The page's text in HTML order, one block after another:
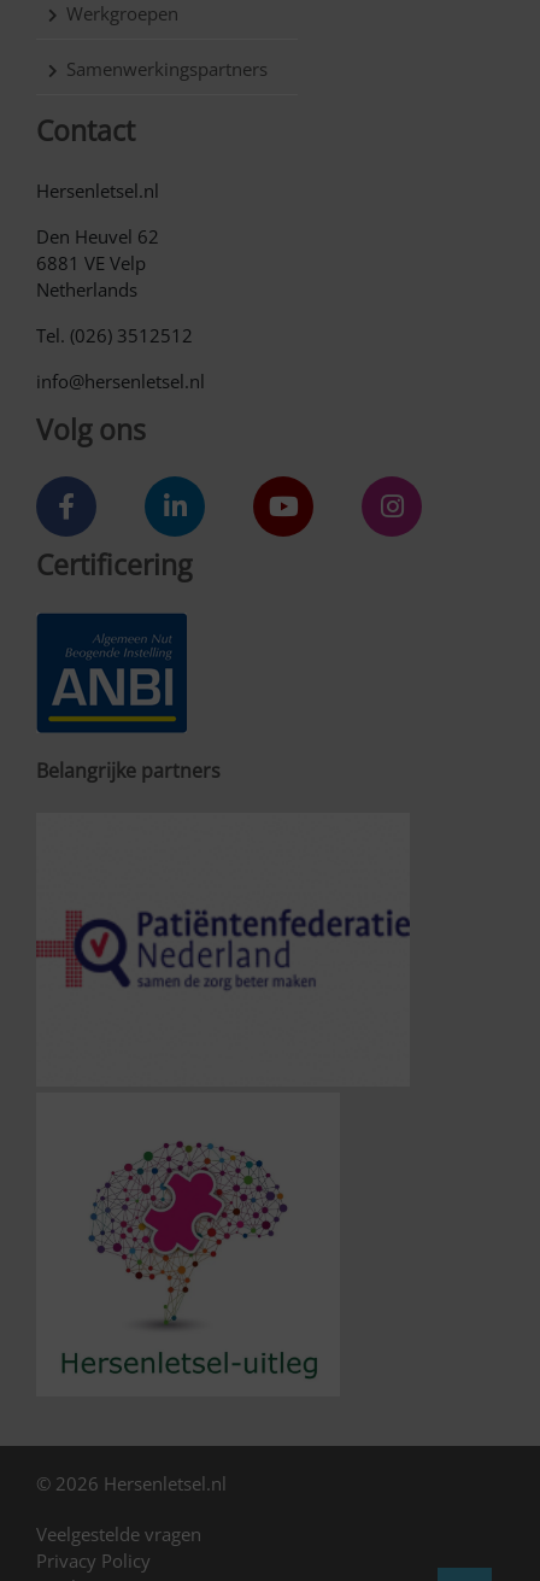
Werkgroepen
Samenwerkingspartners
Contact
Hersenletsel.nl
Den Heuvel 62
6881 VE Velp
Netherlands
Tel. (026) 3512512
info@hersenletsel.nl
Volg ons
Certificering
Belangrijke partners
© 2026 Hersenletsel.nl
Veelgestelde vragen
Privacy Policy